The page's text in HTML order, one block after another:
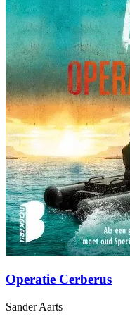
Operatie Cerberus
Sander Aarts